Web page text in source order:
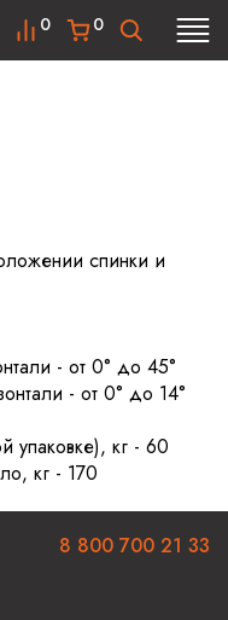
0
0
спинки и
- от 0° до 45°
- от 0° до 14°
упаковке), кг - 60
кг - 170
8 800 700 21 33